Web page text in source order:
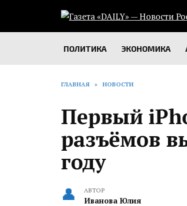
содержанию
ПОЛИТИКА ЭКОНОМИКА
ГЛАВНАЯ » НОВОСТИ
Первый
разъёмов
году
АВТОР
Иванова Юлия